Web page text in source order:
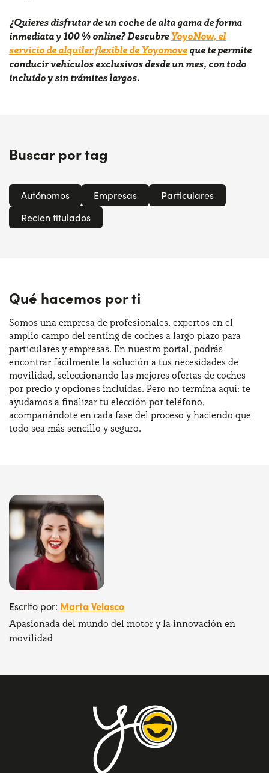
¿Quieres disfrutar de un coche de alta gama de forma
inmediata y 100 % online? DescubreYoyoNow, el
servicio de alquiler flexible de Yoyomoveque te permite
conducir vehículos exclusivos desde un mes, con todo
incluido y sin trámites largos.
Buscar por tag
Autónomos Empresas
Particulares
Recien titulados
Qué hacemos por ti
Somos una empresa de profesionales, expertos en el
amplio campo del renting de coches a largo plazo para
particulares y empresas. En nuestro portal, podrás
encontrar fácilmente la solución a tus necesidades de
movilidad, seleccionando las mejores ofertas de coches
por precio y opciones incluidas. Pero no termina aquí: te
ayudamos a finalizar tu elección por teléfono,
acompañándote en cada fase del proceso y haciendo que
todo sea más sencillo y seguro.
Escrito por: Marta Velasco
Apasionada del mundo del motor y la innovación en
movilidad